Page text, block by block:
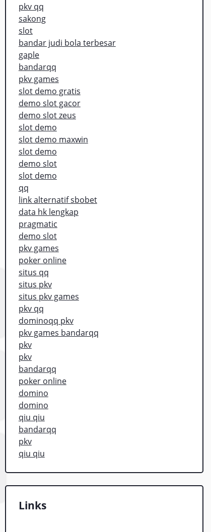
pkv qq
sakong
slot
bandar judi bola terbesar
gaple
bandarqq
pkv games
slot demo gratis
demo slot gacor
demo slot zeus
slot demo
slot demo maxwin
slot demo
demo slot
slot demo
qq
link alternatif sbobet
data hk lengkap
pragmatic
demo slot
pkv games
poker online
situs qq
situs pkv
situs pkv games
pkv qq
dominoqq pkv
pkv games bandarqq
pkv
pkv
bandarqq
poker online
domino
domino
qiu qiu
bandarqq
pkv
qiu qiu
Links